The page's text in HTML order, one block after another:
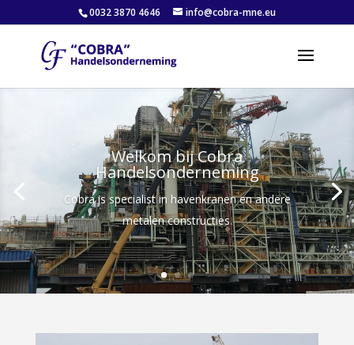
0032 3870 4646 info@cobra-mne.eu
Welkom bij Cobra
Handelsonderneming
Cobra is specialist in havenkranen en andere
metalen constructies.